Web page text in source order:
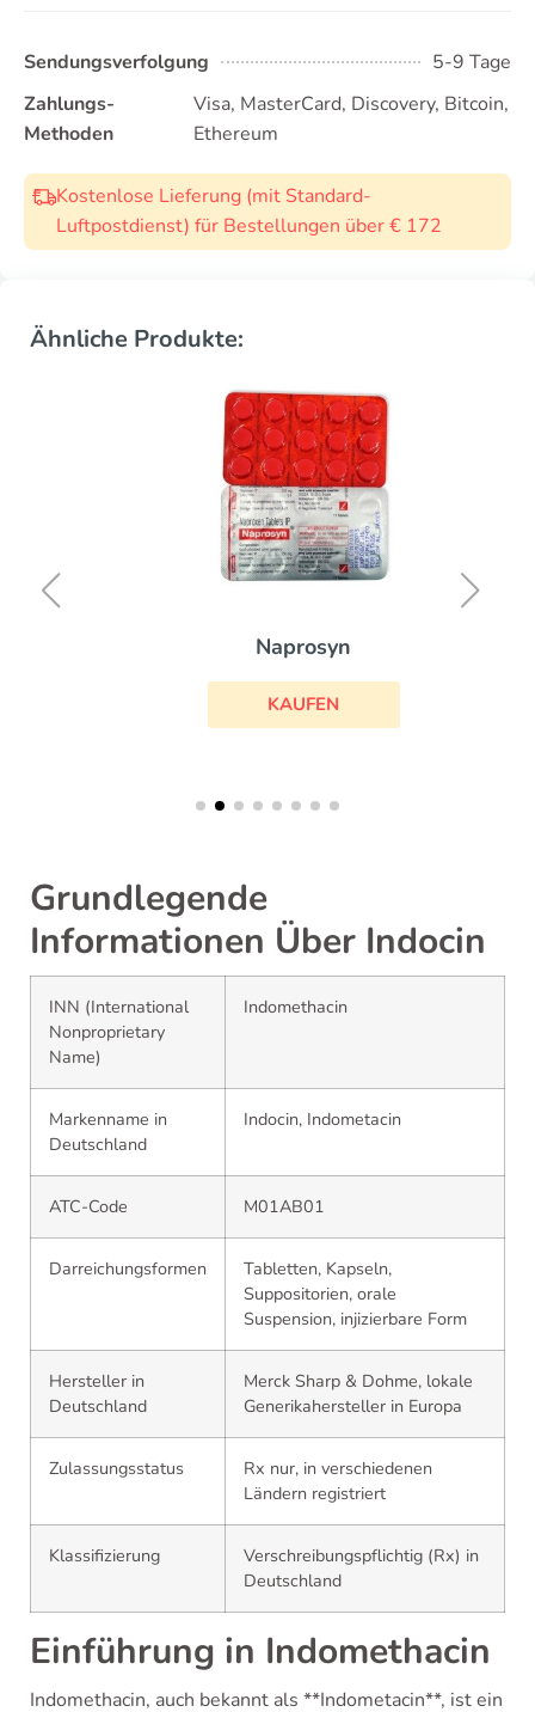
Sendungsverfolgung
5-9 Tage
Zahlungs-
Methoden
Visa, MasterCard, Discovery, Bitcoin,
Ethereum
Kostenlose Lieferung (mit Standard-
Luftpostdienst) für Bestellungen über € 172
Ähnliche Produkte:
Naprosyn
KAUFEN
Grundlegende
Informationen Über Indocin
INN (International
Nonproprietary
Name)
Indomethacin
Markenname in
Deutschland
Indocin, Indometacin
ATC-Code M01AB01
Darreichungsformen
Tabletten, Kapseln,
Suppositorien, orale
Suspension, injizierbare Form
Hersteller in
Deutschland
Merck Sharp & Dohme, lokale
Generikahersteller in Europa
Zulassungsstatus
Rx nur, in verschiedenen
Ländern registriert
Klassifizierung
Verschreibungspflichtig (Rx) in
Deutschland
Einführung in Indomethacin
Indomethacin, auch bekannt als **Indometacin**, ist ein